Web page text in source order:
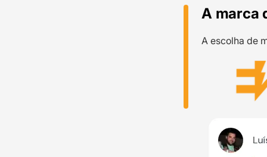
A marca
A escolha de